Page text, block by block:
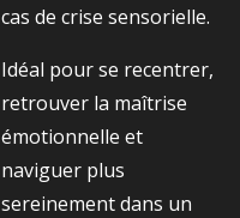
cas de crise sensorielle.
Idéal pour se recentrer,
retrouver la maîtrise
émotionnelle et
naviguer plus
sereinement dans un